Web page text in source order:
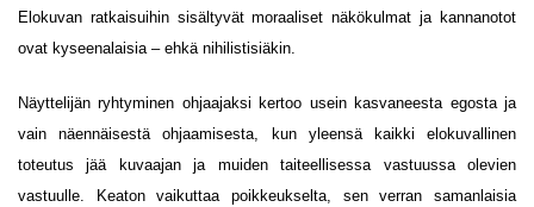
Elokuvan ratkaisuihin sisältyvät moraaliset näkökulmat ja kannanotot
ovat kyseenalaisia – ehkä nihilistisiäkin.
Näyttelijän ryhtyminen ohjaajaksi kertoo usein kasvaneesta egosta ja
vain näennäisestä ohjaamisesta, kun yleensä kaikki elokuvallinen
toteutus jää kuvaajan ja muiden taiteellisessa vastuussa olevien
vastuulle. Keaton vaikuttaa poikkeukselta, sen verran samanlaisia